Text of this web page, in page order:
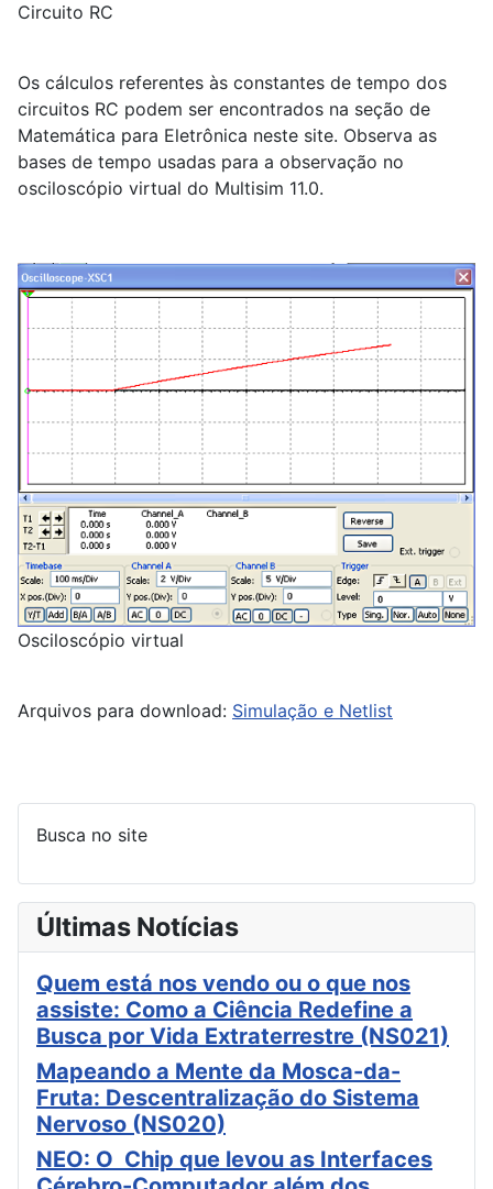
Circuito RC
Os cálculos referentes às constantes de tempo dos
circuitos RC podem ser encontrados na seção de
Matemática para Eletrônica neste site. Observa as
bases de tempo usadas para a observação no
osciloscópio virtual do Multisim 11.0.
Osciloscópio virtual
Arquivos para download: Simulação e Netlist
Busca no site
Últimas Notícias
Quem está nos vendo ou o que nos
assiste: Como a Ciência Redefine a
Busca por Vida Extraterrestre (NS021)
Mapeando a Mente da Mosca-da-
Fruta: Descentralização do Sistema
Nervoso (NS020)
NEO: O Chip que levou as Interfaces